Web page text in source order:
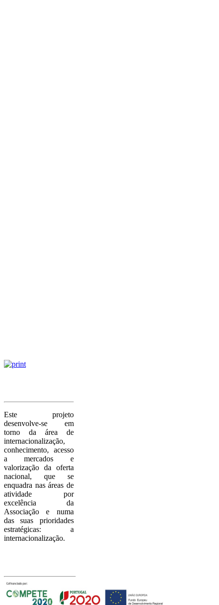
Este projeto
desenvolve-se em
torno da área de
internacionalização,
conhecimento, acesso
a mercados e
valorização da oferta
nacional, que se
enquadra nas áreas de
atividade por
excelência da
Associação e numa
das suas prioridades
estratégicas: a
internacionalização.